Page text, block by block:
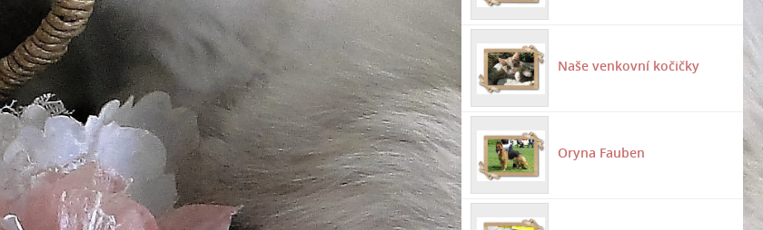
Naše venkovní kočičky
Oryna Fauben